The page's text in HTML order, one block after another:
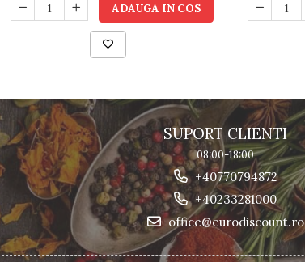
ADAUGA IN COS
SUPORT CLIENTI
08:00-18:00
+40770794872
+40233281000
office@eurodiscount.ro